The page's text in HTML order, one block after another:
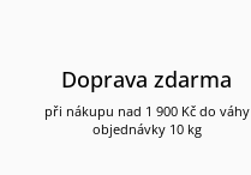
Doprava zdarma
při nákupu nad 1 900 Kč do váhy
objednávky 10 kg